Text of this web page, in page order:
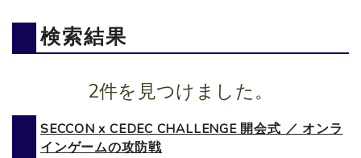
検索結果
2件を見つけました。
SECCON x CEDEC CHALLENGE 開会式 ／ オンラ
インゲームの攻防戦